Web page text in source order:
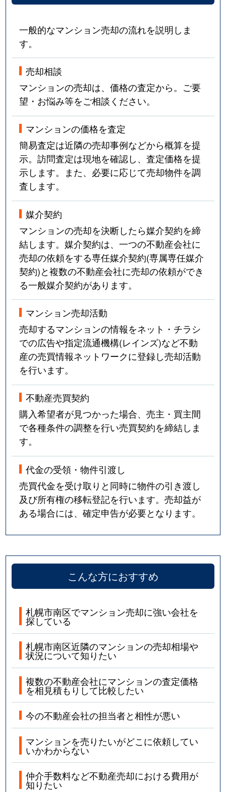
一般的なマンション売却の流れを説明しま
す。
売却相談
マンションの売却は、価格の査定から。ご要
望・お悩み等をご相談ください。
マンションの価格を査定
簡易査定は近隣の売却事例などから概算を提
示。訪問査定は現地を確認し、査定価格を提
示します。また、必要に応じて売却物件を調
査します。
媒介契約
マンションの売却を決断したら媒介契約を締
結します。媒介契約は、一つの不動産会社に
売却の依頼をする専任媒介契約(専属専任媒介
契約)と複数の不動産会社に売却の依頼ができ
る一般媒介契約があります。
マンション売却活動
売却するマンションの情報をネット・チラシ
での広告や指定流通機構(レインズ)など不動
産の売買情報ネットワークに登録し売却活動
を行います。
不動産売買契約
購入希望者が見つかった場合、売主・買主間
で各種条件の調整を行い売買契約を締結しま
す。
代金の受領・物件引渡し
売買代金を受け取りと同時に物件の引き渡し
及び所有権の移転登記を行います。売却益が
ある場合には、確定申告が必要となります。
こんな方におすすめ
札幌市南区でマンション売却に強い会社を
探している
札幌市南区近隣のマンションの売却相場や
状況について知りたい
複数の不動産会社にマンションの査定価格
を相見積もりして比較したい
今の不動産会社の担当者と相性が悪い
マンションを売りたいがどこに依頼してい
いかわからない
仲介手数料など不動産売却における費用が
知りたい